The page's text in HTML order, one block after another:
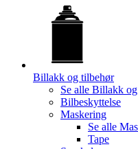
Billakk og tilbehør
Se alle Billakk
Bilbeskyttelse
Maskering
Se alle
Tape